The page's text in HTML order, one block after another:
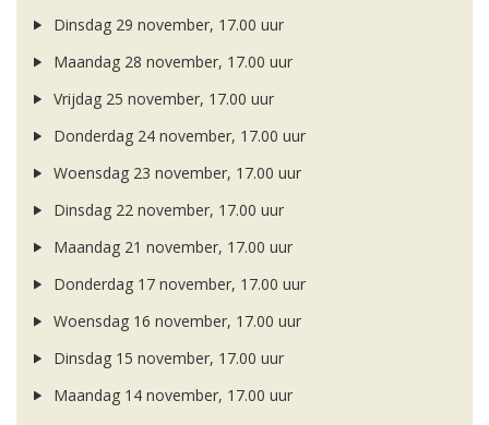
Dinsdag 29 november, 17.00 uur
Maandag 28 november, 17.00 uur
Vrijdag 25 november, 17.00 uur
Donderdag 24 november, 17.00 uur
Woensdag 23 november, 17.00 uur
Dinsdag 22 november, 17.00 uur
Maandag 21 november, 17.00 uur
Donderdag 17 november, 17.00 uur
Woensdag 16 november, 17.00 uur
Dinsdag 15 november, 17.00 uur
Maandag 14 november, 17.00 uur